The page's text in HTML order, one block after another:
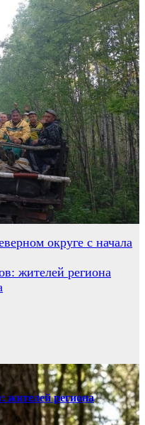
округе с начала
жителей региона
жителей региона